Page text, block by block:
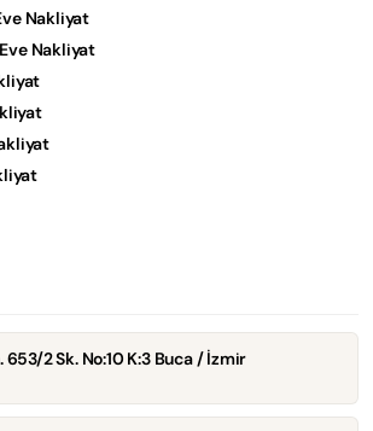
Nakliyat
Nakliyat
653/2 Sk. No:10 K:3 Buca / İzmir